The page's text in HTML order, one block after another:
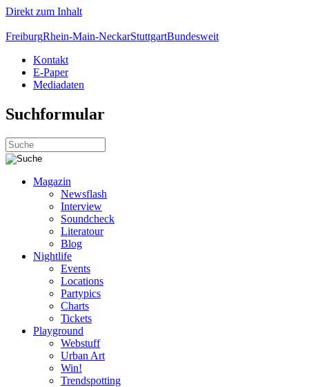
Direkt zum Inhalt
FreiburgRhein-Main-NeckarStuttgartBundesweit
Kontakt
E-Paper
Mediadaten
Suchformular
Magazin
Newsflash
Interview
Soundcheck
Literatour
Blog
Nightlife
Events
Locations
Partypics
Charts
Tickets
Playground
Webstuff
Urban Art
Win!
Trendspotting